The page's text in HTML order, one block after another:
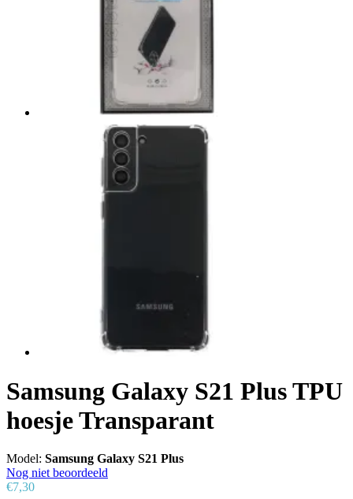
Samsung Galaxy S21 Plus TPU
hoesje Transparant
Model: Samsung Galaxy S21 Plus
Nog niet beoordeeld
€7,30